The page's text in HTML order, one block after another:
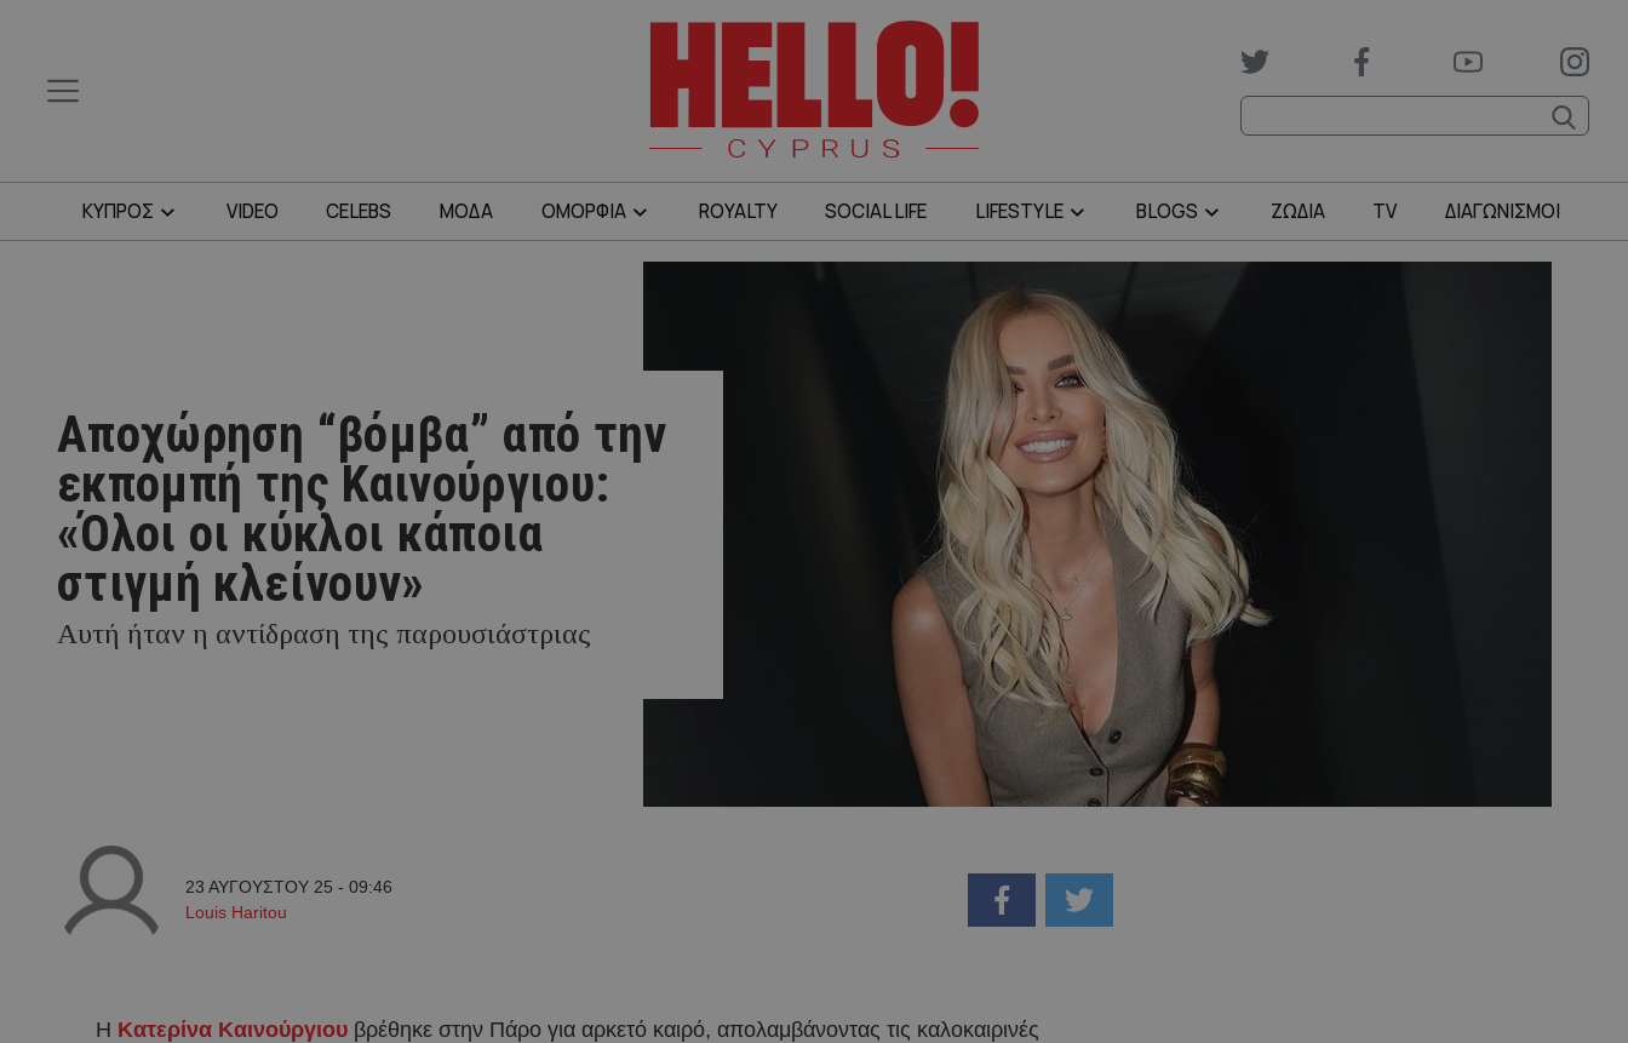
ΚΥΠΡΟΣ VIDEO CELEBS ΜΟΔΑ ΟΜΟΡΦΙΑ ROYALTY SOCIAL LIFE LIFESTYLE BLOGS ΖΩΔΙΑ TV ΔΙΑΓΩΝΙΣΜΟΙ
Αποχώρηση “βόμβα” από την
εκπομπή της Καινούργιου:
«Όλοι οι κύκλοι κάποια
στιγμή κλείνουν»
Αυτή ήταν η αντίδραση της παρουσιάστριας
23 ΑΥΓΟΥΣΤΟΥ 25 - 09:46
Louis Haritou
Η Κατερίνα Καινούργιου βρέθηκε στην Πάρο για αρκετό καιρό, απολαμβάνοντας τις καλοκαιρινές